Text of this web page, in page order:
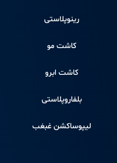
رینوپلاستی
کاشت مو
کاشت ابرو
بلفاروپلاستی
لیپوساکشن غبغب